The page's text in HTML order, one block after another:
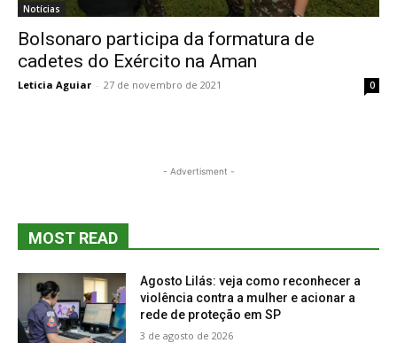
Notícias
Bolsonaro participa da formatura de
cadetes do Exército na Aman
Leticia Aguiar - 27 de novembro de 2021 0
- Advertisment -
MOST READ
Agosto Lilás: veja como reconhecer a
violência contra a mulher e acionar a
rede de proteção em SP
3 de agosto de 2026